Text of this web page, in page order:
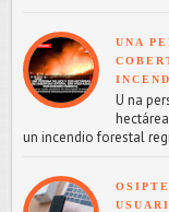
UNA
U na
un incendio forestal